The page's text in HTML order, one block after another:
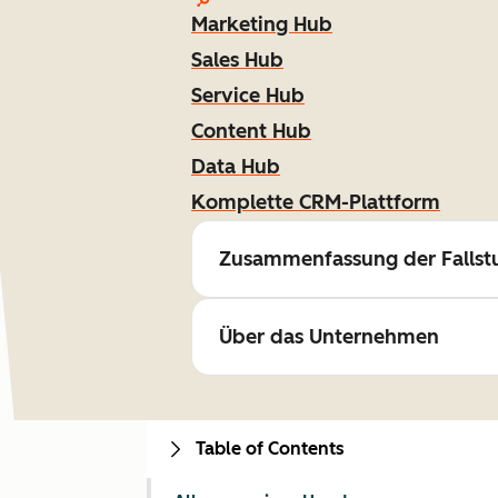
Marketing Hub
Sales Hub
Service Hub
Content Hub
Data Hub
Komplette CRM-Plattform
Zusammenfassung der
Über das Unternehmen
Table of Contents